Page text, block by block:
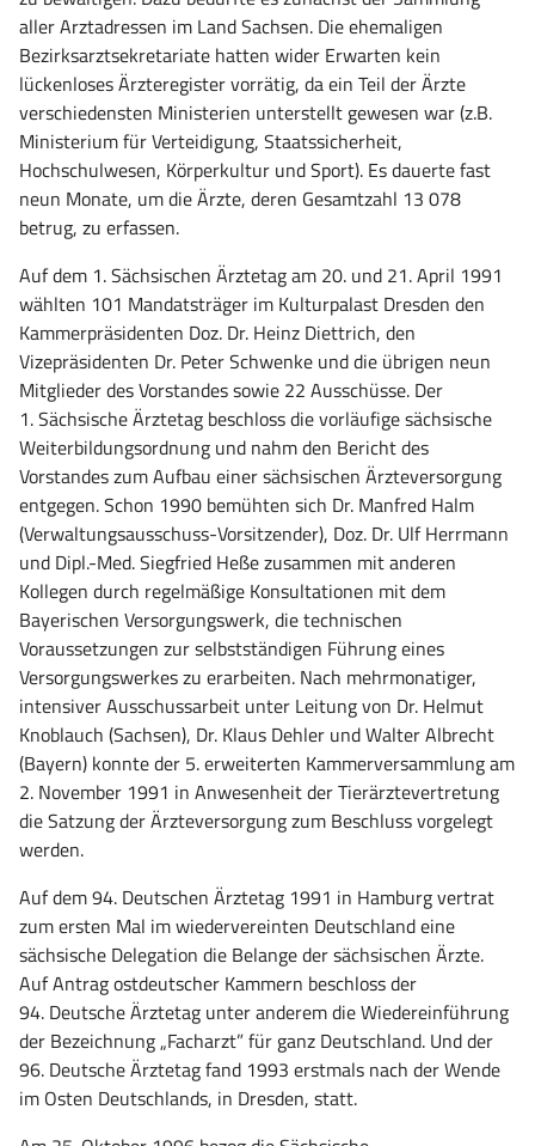
aller Arztadressen im Land Sachsen. Die ehemaligen
Bezirksarztsekretariate hatten wider Erwarten kein
lückenloses Ärzteregister vorrätig, da ein Teil der Ärzte
verschiedensten Ministerien unterstellt gewesen war (z.B.
Ministerium für Verteidigung, Staatssicherheit,
Hochschulwesen, Körperkultur und Sport). Es dauerte fast
neun Monate, um die Ärzte, deren Gesamtzahl 13 078
betrug, zu erfassen.
Auf dem 1. Sächsischen Ärztetag am 20. und 21. April 1991
wählten 101 Mandatsträger im Kulturpalast Dresden den
Kammerpräsidenten Doz. Dr. Heinz Diettrich, den
Vizepräsidenten Dr. Peter Schwenke und die übrigen neun
Mitglieder des Vorstandes sowie 22 Ausschüsse. Der
1. Sächsische Ärztetag beschloss die vorläufige sächsische
Weiterbildungsordnung und nahm den Bericht des
Vorstandes zum Aufbau einer sächsischen Ärzteversorgung
entgegen. Schon 1990 bemühten sich Dr. Manfred Halm
(Verwaltungsausschuss-Vorsitzender), Doz. Dr. Ulf Herrmann
und Dipl.-Med. Siegfried Heße zusammen mit anderen
Kollegen durch regelmäßige Konsultationen mit dem
Bayerischen Versorgungswerk, die technischen
Voraussetzungen zur selbstständigen Führung eines
Versorgungswerkes zu erarbeiten. Nach mehrmonatiger,
intensiver Ausschussarbeit unter Leitung von Dr. Helmut
Knoblauch (Sachsen), Dr. Klaus Dehler und Walter Albrecht
(Bayern) konnte der 5. erweiterten Kammerversammlung am
2. November 1991 in Anwesenheit der Tierärztevertretung
die Satzung der Ärzteversorgung zum Beschluss vorgelegt
werden.
Auf dem 94. Deutschen Ärztetag 1991 in Hamburg vertrat
zum ersten Mal im wiedervereinten Deutschland eine
sächsische Delegation die Belange der sächsischen Ärzte.
Auf Antrag ostdeutscher Kammern beschloss der
94. Deutsche Ärztetag unter anderem die Wiedereinführung
der Bezeichnung „Facharzt” für ganz Deutschland. Und der
96. Deutsche Ärztetag fand 1993 erstmals nach der Wende
im Osten Deutschlands, in Dresden, statt.